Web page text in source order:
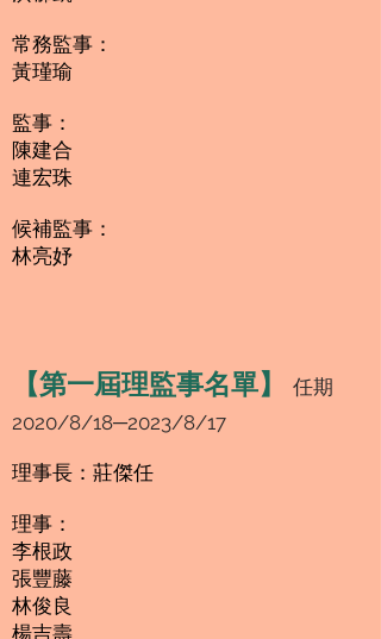
常務監事：
黃瑾瑜
監事：
陳建合
連宏珠
候補監事：
林亮妤
【第一屆理監事名單】 任期
2020/8/18─2023/8/17
理事長：莊傑任
理事：
李根政
張豐藤
林俊良
楊吉壽